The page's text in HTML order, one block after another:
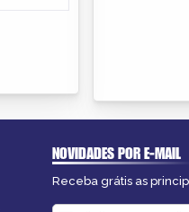
NOVIDADES POR E-MAIL
Receba grátis as